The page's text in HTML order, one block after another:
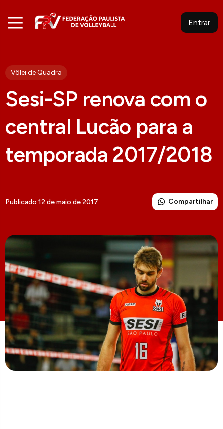
Entrar
Vôlei de Quadra
Sesi-SP renova com o
central Lucão para a
temporada 2017/2018
Publicado 12 de maio de 2017 Compartilhar